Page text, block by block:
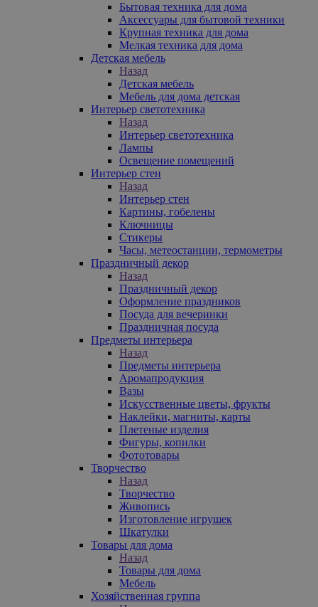
Бытовая техника для дома
Аксессуары для бытовой техники
Крупная техника для дома
Мелкая техника для дома
Детская мебель
Назад
Детская мебель
Мебель для дома детская
Интерьер светотехника
Назад
Интерьер светотехника
Лампы
Освещение помещений
Интерьер стен
Назад
Интерьер стен
Картины, гобелены
Ключницы
Стикеры
Часы, метеостанции, термометры
Праздничный декор
Назад
Праздничный декор
Оформление праздников
Посуда для вечеринки
Праздничная посуда
Предметы интерьера
Назад
Предметы интерьера
Аромапродукция
Вазы
Искусственные цветы, фрукты
Наклейки, магниты, карты
Плетеные изделия
Фигуры, копилки
Фототовары
Творчество
Назад
Творчество
Живопись
Изготовление игрушек
Шкатулки
Товары для дома
Назад
Товары для дома
Мебель
Хозяйственная группа